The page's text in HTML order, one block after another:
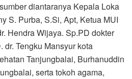
diantaranya Kepala Loka
S. Purba, S.Si, Apt, Ketua MUI
Hendra Wijaya. Sp.PD dokter
Tengku Mansyur kota
Tanjungbalai, Burhanuddin
serta tokoh agama,